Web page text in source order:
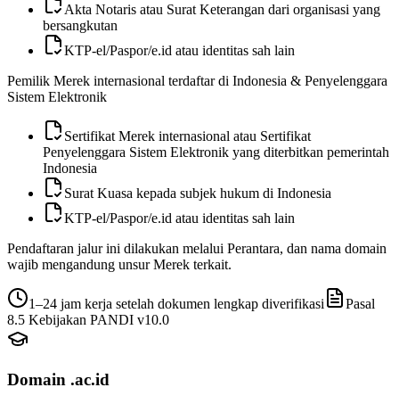
Akta Notaris atau Surat Keterangan dari organisasi yang
bersangkutan
KTP-el/Paspor/e.id atau identitas sah lain
Pemilik Merek internasional terdaftar di Indonesia & Penyelenggara
Sistem Elektronik
Sertifikat Merek internasional atau Sertifikat
Penyelenggara Sistem Elektronik yang diterbitkan pemerintah
Indonesia
Surat Kuasa kepada subjek hukum di Indonesia
KTP-el/Paspor/e.id atau identitas sah lain
Pendaftaran jalur ini dilakukan melalui Perantara, dan nama domain
wajib mengandung unsur Merek terkait.
1–24 jam kerja setelah dokumen lengkap diverifikasi
Pasal
8.5 Kebijakan PANDI v10.0
Domain .ac.id